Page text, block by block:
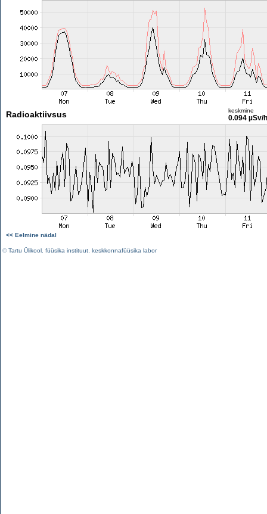
Radioaktiivsus keskmine
0.094 µSv/h
<< Eelmine nädal
©Tartu Ülikool füüsika instituut keskkonnafüüsika labor